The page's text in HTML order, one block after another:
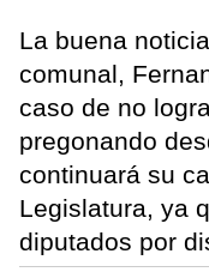
La buena
comunal,
caso de no
pregonando
continuará su
Legislatura, ya
diputados por